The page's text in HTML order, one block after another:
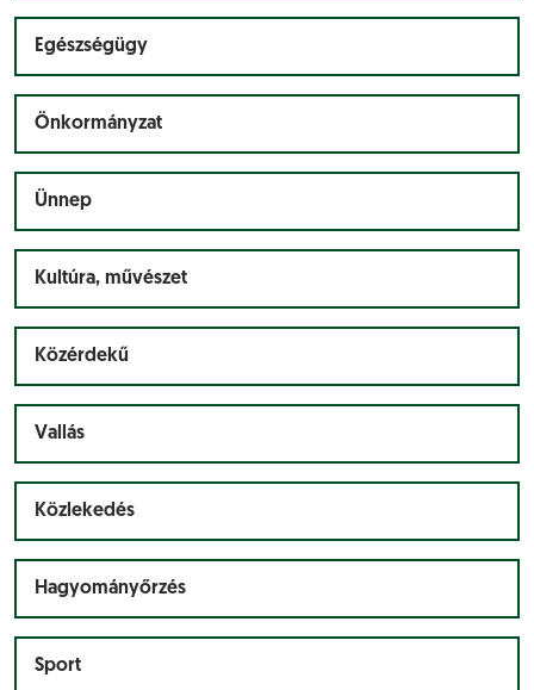
Egészségügy
Önkormányzat
Ünnep
Kultúra, művészet
Közérdekű
Vallás
Közlekedés
Hagyományőrzés
Sport